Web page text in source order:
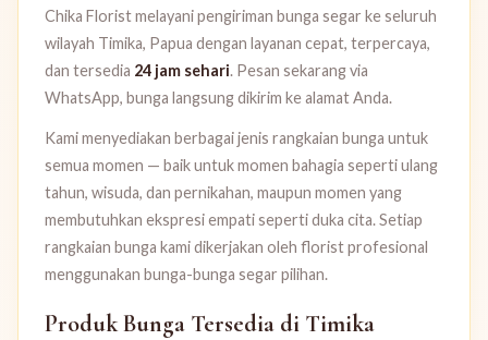
Chika Florist melayani pengiriman bunga segar ke seluruh
wilayah Timika, Papua dengan layanan cepat, terpercaya,
dan tersedia 24 jam sehari. Pesan sekarang via
WhatsApp, bunga langsung dikirim ke alamat Anda.
Kami menyediakan berbagai jenis rangkaian bunga untuk
semua momen — baik untuk momen bahagia seperti ulang
tahun, wisuda, dan pernikahan, maupun momen yang
membutuhkan ekspresi empati seperti duka cita. Setiap
rangkaian bunga kami dikerjakan oleh florist profesional
menggunakan bunga-bunga segar pilihan.
Produk Bunga Tersedia di Timika